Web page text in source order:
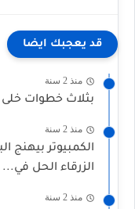
قد يعجبك ايضا
منذ 2 سنة
بثلاث خطوات خلى
منذ 2 سنة
الكمبيوتر
الزرقاء الحل في...
منذ 2 سنة